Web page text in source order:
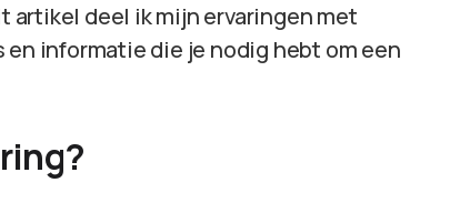
artikel deel ik mijn ervaringen met
informatie die je nodig hebt om een